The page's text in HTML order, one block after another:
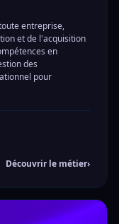
entreprise,
et de l'acquisition
en
des
pour
Découvrir le métier›